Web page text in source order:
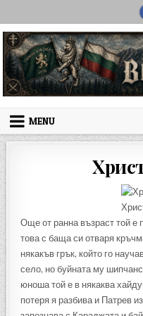
MENU
Още от ранна възраст той е
това с баща си отваря
някакъв грък, който го
село, но буйната му
юноша той е в някаква
потеря я разбива и Патрев